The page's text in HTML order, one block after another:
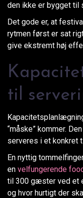
den ikke er bygget til
Det gode er, at
rytmen først er sat
give ekstremt høj
til
“måske” kommer.
serveres i et konkret
En nyttig
en velfungerende
til 300 gæster ved et
og hvor hurtigt der